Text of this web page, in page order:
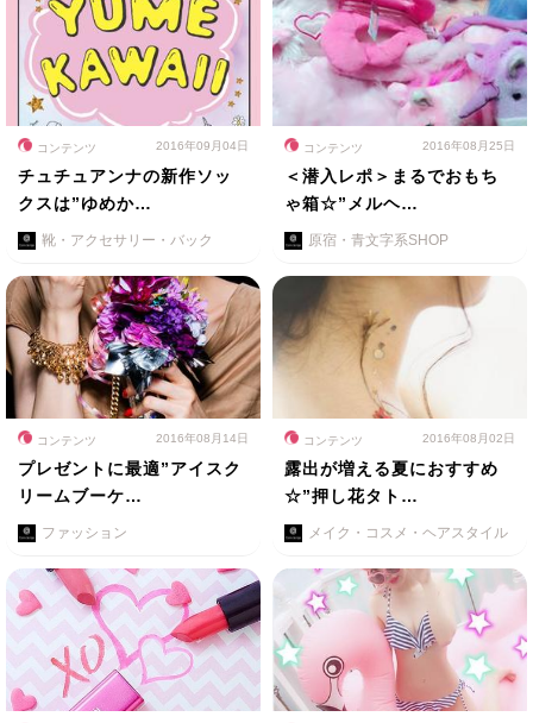
コンテンツ 2016年09月04日
チュチュアンナの新作ソッ
クスは”ゆめか…
靴・アクセサリー・バック
コンテンツ 2016年08月25日
＜潜入レポ＞まるでおもち
ゃ箱☆”メルヘ…
原宿・青文字系SHOP
コンテンツ 2016年08月14日
プレゼントに最適”アイスク
リームブーケ…
ファッション
コンテンツ 2016年08月02日
露出が増える夏におすすめ
☆”押し花タト…
メイク・コスメ・ヘアスタイル